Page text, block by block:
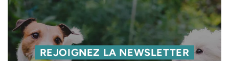
REJOIGNEZ LA NEWSLETTER